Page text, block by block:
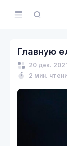
Главную
20 дек.
2 мин.